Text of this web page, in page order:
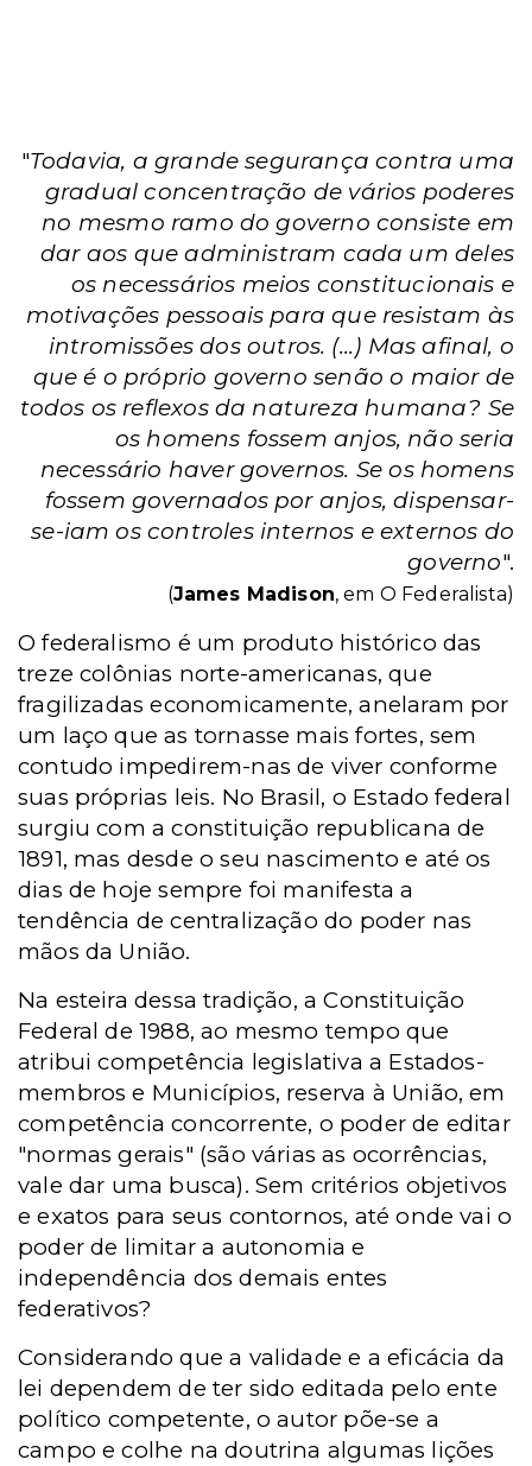
"Todavia, a grande segurança contra uma
gradual concentração de vários poderes
no mesmo ramo do governo consiste em
dar aos que administram cada um deles
os necessários meios constitucionais e
motivações pessoais para que resistam às
intromissões dos outros. (...) Mas afinal, o
que é o próprio governo senão o maior de
todos os reflexos da natureza humana? Se
os homens fossem anjos, não seria
necessário haver governos. Se os homens
fossem governados por anjos, dispensar-
se-iam os controles internos e externos do
governo".
(James Madison, em O Federalista)
O federalismo é um produto histórico das
treze colônias norte-americanas, que
fragilizadas economicamente, anelaram por
um laço que as tornasse mais fortes, sem
contudo impedirem-nas de viver conforme
suas próprias leis. No Brasil, o Estado federal
surgiu com a constituição republicana de
1891, mas desde o seu nascimento e até os
dias de hoje sempre foi manifesta a
tendência de centralização do poder nas
mãos da União.
Na esteira dessa tradição, a Constituição
Federal de 1988, ao mesmo tempo que
atribui competência legislativa a Estados-
membros e Municípios, reserva à União, em
competência concorrente, o poder de editar
"normas gerais" (são várias as ocorrências,
vale dar uma busca). Sem critérios objetivos
e exatos para seus contornos, até onde vai o
poder de limitar a autonomia e
independência dos demais entes
federativos?
Considerando que a validade e a eficácia da
lei dependem de ter sido editada pelo ente
político competente, o autor põe-se a
campo e colhe na doutrina algumas lições